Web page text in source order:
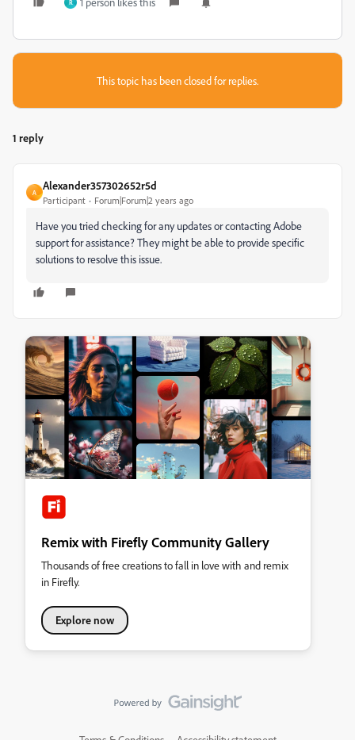
R
This topic has been closed for replies.
1 reply
A
Alexander357302652r5d
Participant Forum|Forum|2 years ago
Have you tried checking for any updates or contacting Adobe
support for assistance? They might be able to provide specific
solutions to resolve this issue.
Remix with Firefly Community Gallery
Thousands of free creations to fall in love with and remix
in Firefly.
Explore now